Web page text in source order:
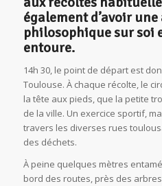
également d’avoir
philosophique sur soi
entoure.
14h 30, le point de départ est
Toulouse. À chaque récolte, le
la tête aux pieds, que la petite
de la ville. Un exercice sportif,
travers les diverses rues
des déchets.
À peine quelques mètres
bord des routes, près des